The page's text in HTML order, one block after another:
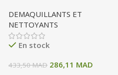
DEMAQUILLANTS ET
NETTOYANTS
En stock
433,50MAD 286,11 MAD